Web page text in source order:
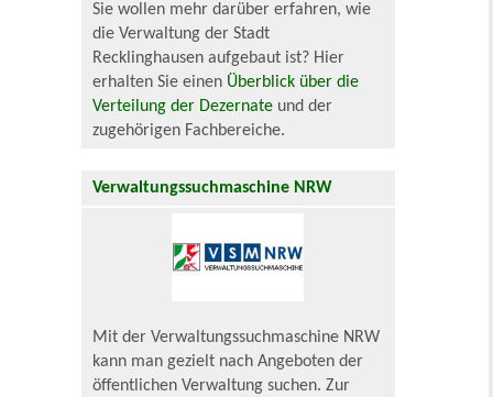
Sie wollen mehr darüber erfahren, wie
die Verwaltung der Stadt
Recklinghausen aufgebaut ist? Hier
erhalten Sie einen Überblick über die
Verteilung der Dezernate und der
zugehörigen Fachbereiche.
Verwaltungssuchmaschine NRW
Mit der Verwaltungssuchmaschine NRW
kann man gezielt nach Angeboten der
öffentlichen Verwaltung suchen. Zur